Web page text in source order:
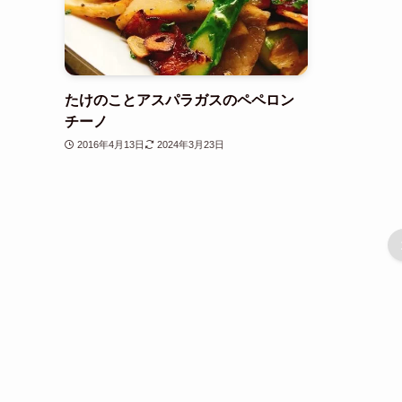
たけのことアスパラガスのペペロン
チーノ
2016年4月13日 2024年3月23日